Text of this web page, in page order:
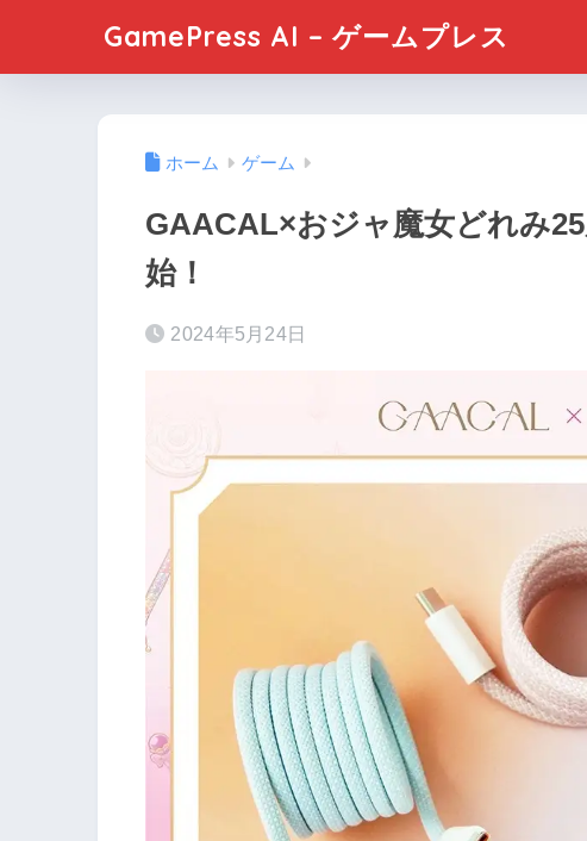
GamePress AI – ゲームプレス
ホーム ゲーム
GAACAL×おジャ魔女どれみ
始！
2024年5月24日